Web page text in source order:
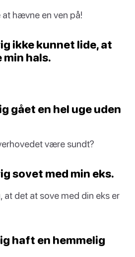
hævne en ven på!
ikke kunnet lide, at
min hals.
gået en hel uge uden
være sundt?
sovet med min eks.
det at sove med din eks er
haft en hemmelig